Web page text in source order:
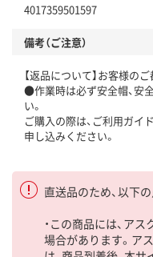
4017359501597
備考（ご注意）
【返品について】お客様の
●作業時は必ず安全帽、安
い。
ご購入の際は、ご利用ガイ
申し込みください。
直送品のため、以下
・この商品には、ア
場合があります。ア